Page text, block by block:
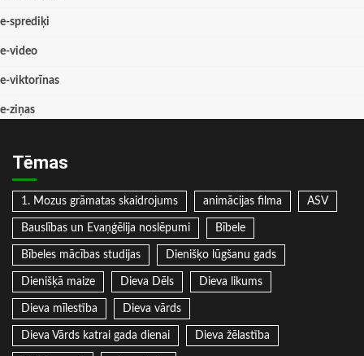
e-sprediķi
e-video
e-viktorīnas
e-ziņas
Tēmas
1. Mozus grāmatas skaidrojums animācijas filma ASV
Bauslības un Evaņģēlija noslēpumi Bībele
Bībeles mācības studijas Dienišķo lūgšanu gads
Dienišķā maize Dieva Dēls Dieva likums
Dieva mīlestība Dieva vārds
Dieva Vārds katrai gada dienai Dieva žēlastība